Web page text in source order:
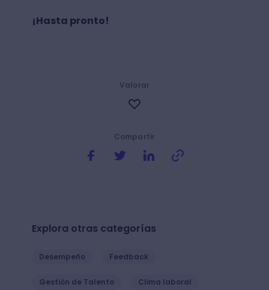
¡Hasta pronto!
Compartir
Valorar
Explora otras categorías
Desempeño Feedback
Gestión de Talento Clima laboral